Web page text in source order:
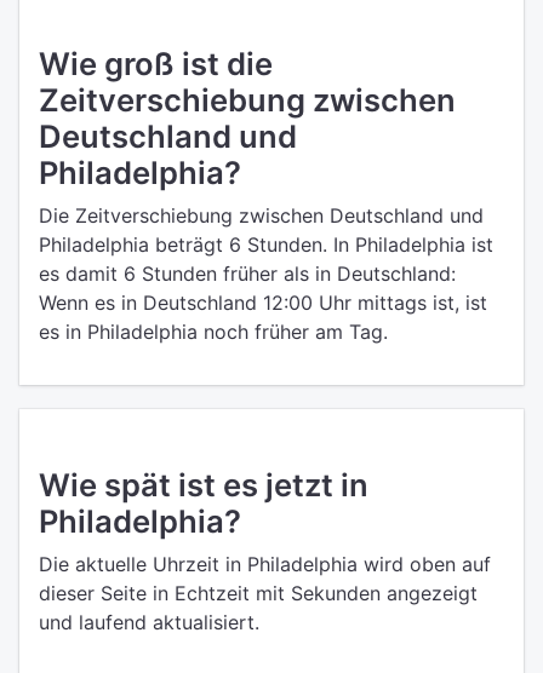
Wie groß ist die
Zeitverschiebung zwischen
Deutschland und
Philadelphia?
Die Zeitverschiebung zwischen Deutschland und
Philadelphia beträgt 6 Stunden. In Philadelphia ist
es damit 6 Stunden früher als in Deutschland:
Wenn es in Deutschland 12:00 Uhr mittags ist, ist
es in Philadelphia noch früher am Tag.
Wie spät ist es jetzt in
Philadelphia?
Die aktuelle Uhrzeit in Philadelphia wird oben auf
dieser Seite in Echtzeit mit Sekunden angezeigt
und laufend aktualisiert.